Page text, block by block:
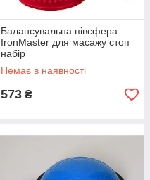
Балансувальна півсфера
IronMaster для масажу стоп
набір
Немає в наявності
573 ₴